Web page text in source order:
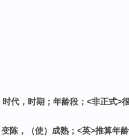
代，时期；年龄段；<非正式>
陈，（使）成熟；<英>推算年龄